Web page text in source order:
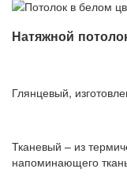
Натяжной
Глянцевый,
Тканевый – из
напоминающего